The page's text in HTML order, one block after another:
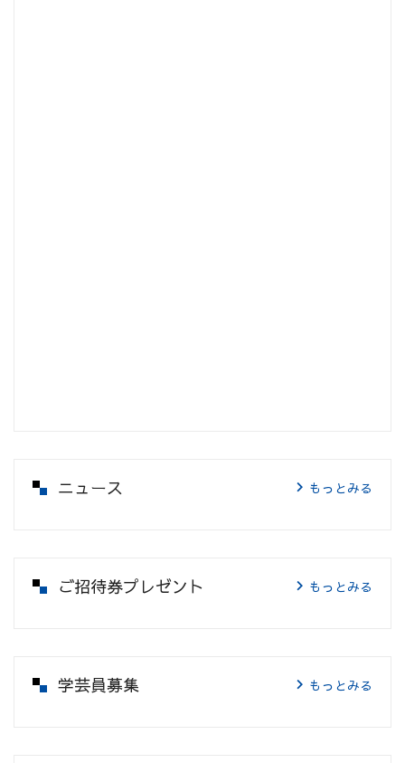
ニュース もっとみる
ご招待券プレゼント もっとみる
学芸員募集 もっとみる